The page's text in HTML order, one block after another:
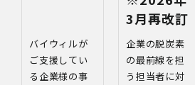
バイウィルが
ご支援してい
る企業様の事
3月再改訂
企業の脱炭素
の最前線を担
う担当者に対